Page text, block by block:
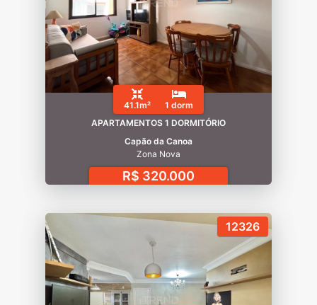
41.1m²
1 dorm
APARTAMENTOS 1 DORMITÓRIO
Capão da Canoa
Zona Nova
R$ 320.000
12326